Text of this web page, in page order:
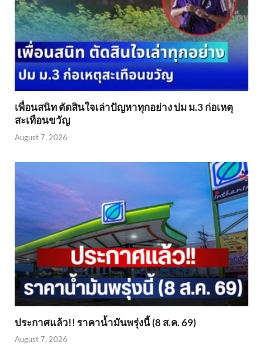
เพื่อนสนิท ตัดสินใจเล่าปัญหาทุกอย่าง ปม ม.3 ก่อเหตุ
สะเทือนขวัญ
August 7, 2026
ประกาศแล้ว!! ราคาน้ำมันพรุ่งนี้ (8 ส.ค. 69)
August 7, 2026